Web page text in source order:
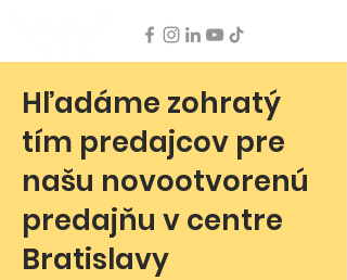
Hľadáme zohratý
tím predajcov pre
našu novootvorenú
predajňu v centre
Bratislavy